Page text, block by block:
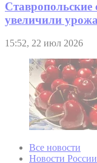
Ставропольские
увеличили
15:52, 22 июл 2026
Все новости
Новости России